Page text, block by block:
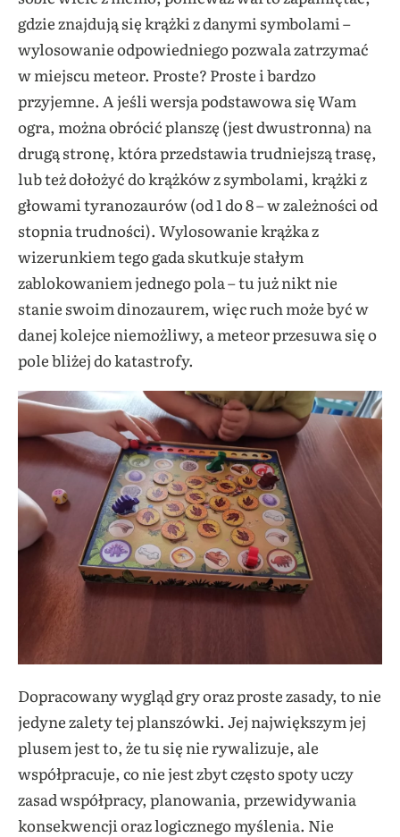
gdzie znajdują się krążki z danymi symbolami –
wylosowanie odpowiedniego pozwala zatrzymać
w miejscu meteor. Proste? Proste i bardzo
przyjemne. A jeśli wersja podstawowa się Wam
ogra, można obrócić planszę (jest dwustronna) na
drugą stronę, która przedstawia trudniejszą trasę,
lub też dołożyć do krążków z symbolami, krążki z
głowami tyranozaurów (od 1 do 8 – w zależności od
stopnia trudności). Wylosowanie krążka z
wizerunkiem tego gada skutkuje stałym
zablokowaniem jednego pola – tu już nikt nie
stanie swoim dinozaurem, więc ruch może być w
danej kolejce niemożliwy, a meteor przesuwa się o
pole bliżej do katastrofy.
Dopracowany wygląd gry oraz proste zasady, to nie
jedyne zalety tej planszówki. Jej największym jej
plusem jest to, że tu się nie rywalizuje, ale
współpracuje, co nie jest zbyt często spoty uczy
zasad współpracy, planowania, przewidywania
konsekwencji oraz logicznego myślenia. Nie